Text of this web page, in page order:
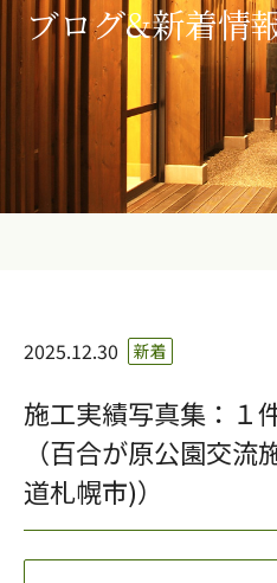
ブログ&新着情
2025.12.30 新着
施工実績写真集：１
（百合が原公園交
道札幌市)）